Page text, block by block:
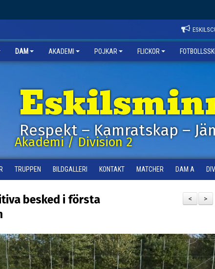
DAM AKADEMI POJKAR FLICKOR
Respekt – Kamratskap –
Akademi / Division 2
TRUPPEN BILDGALLERI KONTAKT MATCHER DAM A
>
<
besked i första